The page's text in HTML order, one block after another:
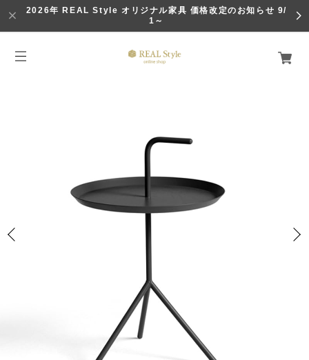
2026年 REAL Style オリジナル家具 価格改定のお知らせ 9/
1～